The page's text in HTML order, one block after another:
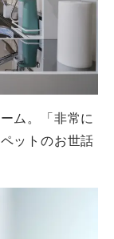
ム。「非常に
ットのお世話